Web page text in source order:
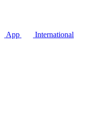
App International